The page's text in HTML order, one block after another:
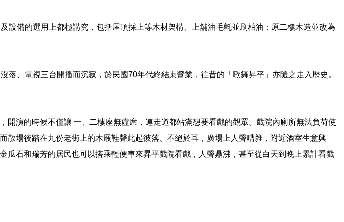
備的選用上都極講究，包括屋頂採上等木材架構、上舖油毛氈並刷柏油；原二樓木造並改為
、電視三台開播而沉寂，於民國70年代終結束營業，往昔的「歌舞昇平」亦隨之走入歷史。
演的時候不僅讓 一、二樓座無虛席，連走道都站滿想要看戲的觀眾。戲院內廁所無法負荷使
場後踏在九份老街上的木屐鞋聲此起彼落、不絕於耳，廣場上人聲嘈雜，附近酒室生意興
石和瑞芳的居民也可以搭乘輕便車來昇平戲院看戲，人聲鼎沸，甚至從白天到晚上累計看戲